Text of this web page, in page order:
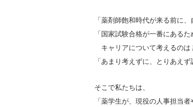
「薬剤師飽和時代が来る前に
「国家試験合格が一番にあるた
キャリアについて考えるのは
「あまり考えずに、とりあえ
そこで私たちは、
「薬学生が、現役の人事担当